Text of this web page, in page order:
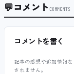
💬コメント COMMENTS
コメントを書く
記事の感想や追加情報
されません。